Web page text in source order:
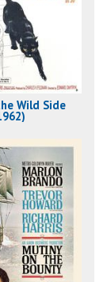
Wild Side